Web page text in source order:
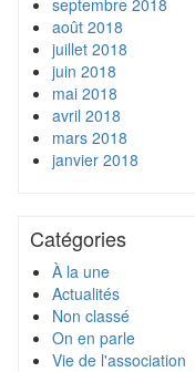
septembre 2018
août 2018
juillet 2018
juin 2018
mai 2018
avril 2018
mars 2018
janvier 2018
Catégories
À la une
Actualités
Non classé
On en parle
Vie de l'association